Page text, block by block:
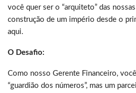
você quer ser o “arquiteto” das
construção de um império desde o
aqui.
O Desafio:
Como nosso Gerente Financeiro,
“guardião dos números”, mas um